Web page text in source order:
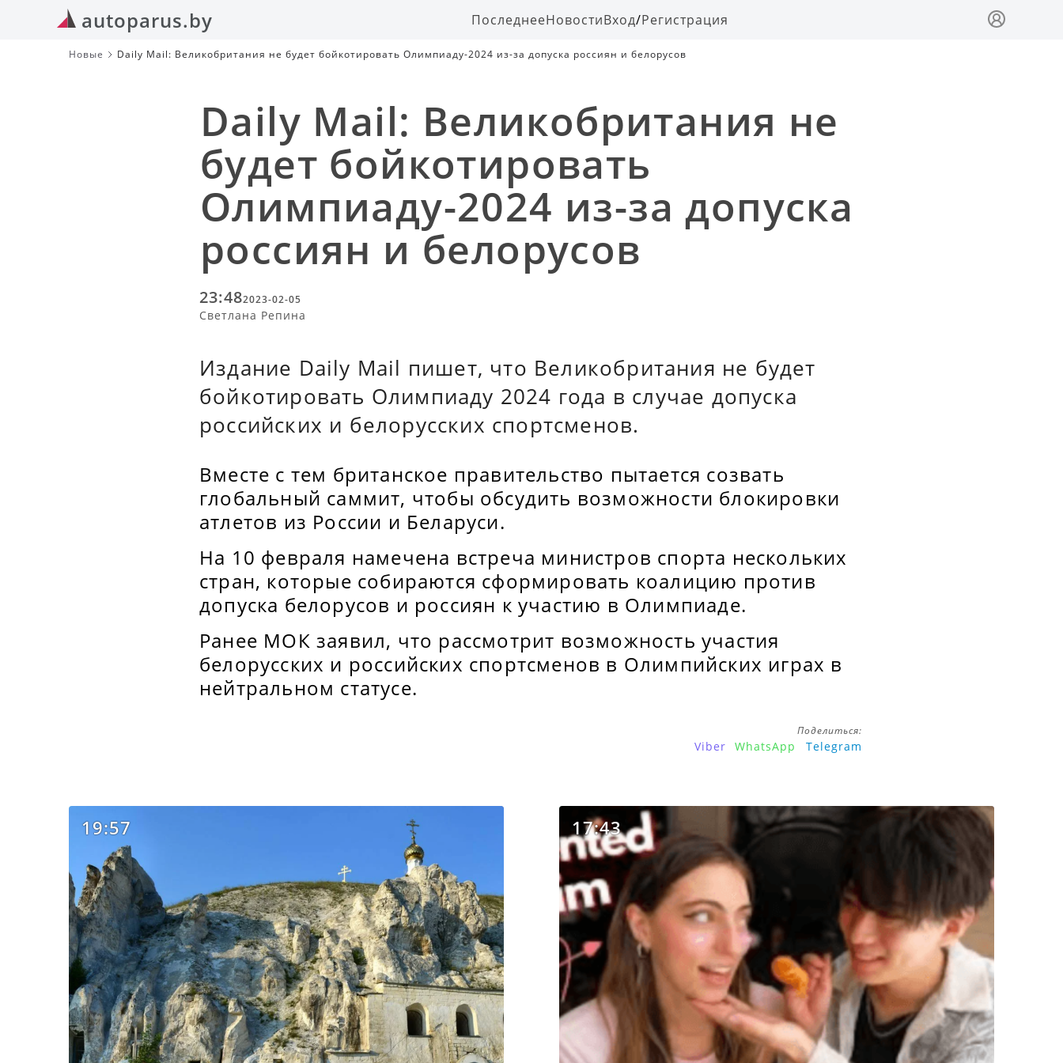
autoparus.by ПоследнееНовостиВход/Регистрация
Новые Daily Mail: Великобритания не будет бойкотировать Олимпиаду-2024 из-за допуска россиян и белорусов
Daily Mail: Великобритания не
будет бойкотировать
Олимпиаду-2024 из-за допуска
россиян и белорусов
23:482023-02-05
Светлана Репина
Издание Daily Mail пишет, что Великобритания не будет
бойкотировать Олимпиаду 2024 года в случае допуска
российских и белорусских спортсменов.
Вместе с тем британское правительство пытается созвать
глобальный саммит, чтобы обсудить возможности блокировки
атлетов из России и Беларуси.
На 10 февраля намечена встреча министров спорта нескольких
стран, которые собираются сформировать коалицию против
допуска белорусов и россиян к участию в Олимпиаде.
Ранее МОК заявил, что рассмотрит возможность участия
белорусских и российских спортсменов в Олимпийских играх в
нейтральном статусе.
Поделиться:
Viber WhatsApp Telegram
19:57 17:43